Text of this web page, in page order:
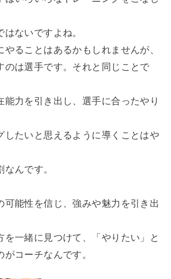
ないですよね。
ることはあるかもしれませんが、
のは選手です。それと同じことで
能力を引き出し、選手に合ったやり
したいと思えるように導くことはや
んです。
可能性を信じ、強みや魅力を引き出
を一緒に見つけて、「やりたい」と
コーチなんです。